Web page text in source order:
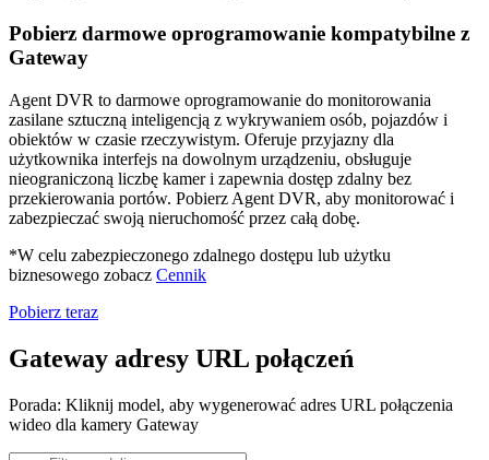
Pobierz darmowe oprogramowanie kompatybilne z
Gateway
Agent DVR to darmowe oprogramowanie do monitorowania
zasilane sztuczną inteligencją z wykrywaniem osób, pojazdów i
obiektów w czasie rzeczywistym. Oferuje przyjazny dla
użytkownika interfejs na dowolnym urządzeniu, obsługuje
nieograniczoną liczbę kamer i zapewnia dostęp zdalny bez
przekierowania portów. Pobierz Agent DVR, aby monitorować i
zabezpieczać swoją nieruchomość przez całą dobę.
*W celu zabezpieczonego zdalnego dostępu lub użytku
biznesowego zobacz Cennik
Pobierz teraz
Gateway adresy URL połączeń
Porada: Kliknij model, aby wygenerować adres URL połączenia
wideo dla kamery Gateway